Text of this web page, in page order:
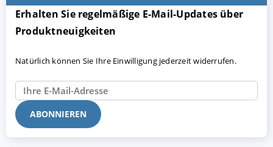
Erhalten Sie regelmäßige E-Mail-Updates über
Produktneuigkeiten
Natürlich können Sie Ihre Einwilligung jederzeit widerrufen.